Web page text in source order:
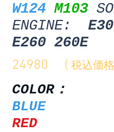
W124 M103
ENGINE:
E260 260E
24980
( 税込価格
COLOR：
BLUE
RED